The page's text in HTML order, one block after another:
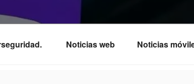
Noticias web Noticias